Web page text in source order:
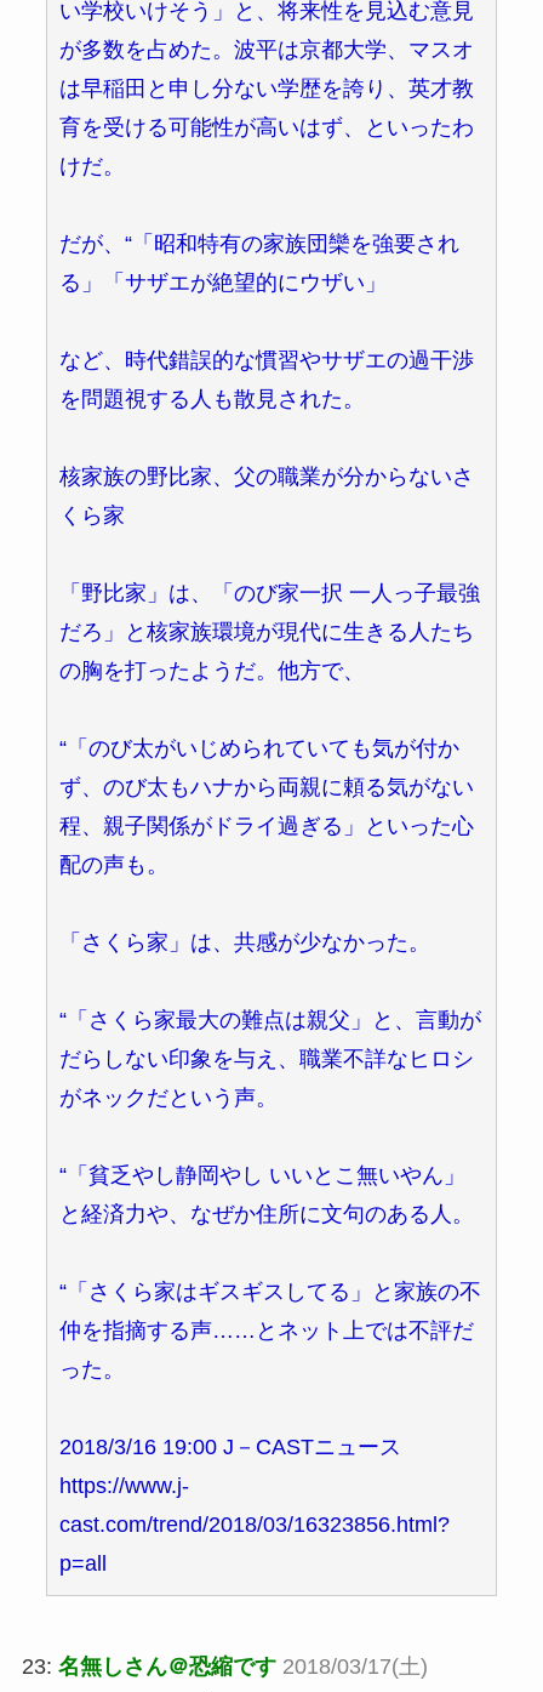
い学校いけそう」と、将来性を見込む意見
が多数を占めた。波平は京都大学、マスオ
は早稲田と申し分ない学歴を誇り、英才教
育を受ける可能性が高いはず、といったわ
けだ。
だが、“「昭和特有の家族団欒を強要され
る」「サザエが絶望的にウザい」
など、時代錯誤的な慣習やサザエの過干渉
を問題視する人も散見された。
核家族の野比家、父の職業が分からないさ
くら家
「野比家」は、「のび家一択 一人っ子最強
だろ」と核家族環境が現代に生きる人たち
の胸を打ったようだ。他方で、
“「のび太がいじめられていても気が付か
ず、のび太もハナから両親に頼る気がない
程、親子関係がドライ過ぎる」といった心
配の声も。
「さくら家」は、共感が少なかった。
“「さくら家最大の難点は親父」と、言動が
だらしない印象を与え、職業不詳なヒロシ
がネックだという声。
“「貧乏やし静岡やし いいとこ無いやん」
と経済力や、なぜか住所に文句のある人。
“「さくら家はギスギスしてる」と家族の不
仲を指摘する声……とネット上では不評だ
った。
2018/3/16 19:00 J－CASTニュース
https://www.j-
cast.com/trend/2018/03/16323856.html?
p=all
23: 名無しさん＠恐縮です 2018/03/17(土)